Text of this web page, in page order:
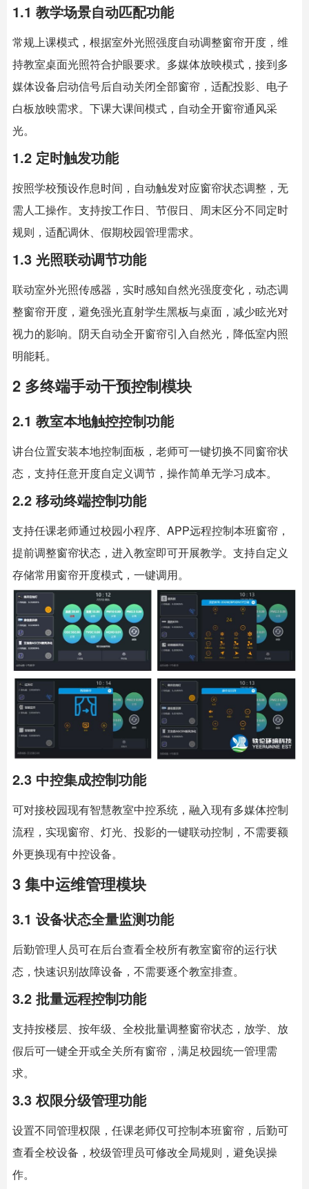
1.1 教学场景自动匹配功能
常规上课模式，根据室外光照强度自动调整窗帘开度，维
持教室桌面光照符合护眼要求。多媒体放映模式，接到多
媒体设备启动信号后自动关闭全部窗帘，适配投影、电子
白板放映需求。下课大课间模式，自动全开窗帘通风采
光。
1.2 定时触发功能
按照学校预设作息时间，自动触发对应窗帘状态调整，无
需人工操作。支持按工作日、节假日、周末区分不同定时
规则，适配调休、假期校园管理需求。
1.3 光照联动调节功能
联动室外光照传感器，实时感知自然光强度变化，动态调
整窗帘开度，避免强光直射学生黑板与桌面，减少眩光对
视力的影响。阴天自动全开窗帘引入自然光，降低室内照
明能耗。
2 多终端手动干预控制模块
2.1 教室本地触控控制功能
讲台位置安装本地控制面板，老师可一键切换不同窗帘状
态，支持任意开度自定义调节，操作简单无学习成本。
2.2 移动终端控制功能
支持任课老师通过校园小程序、APP远程控制本班窗帘，
提前调整窗帘状态，进入教室即可开展教学。支持自定义
存储常用窗帘开度模式，一键调用。
2.3 中控集成控制功能
可对接校园现有智慧教室中控系统，融入现有多媒体控制
流程，实现窗帘、灯光、投影的一键联动控制，不需要额
外更换现有中控设备。
3 集中运维管理模块
3.1 设备状态全量监测功能
后勤管理人员可在后台查看全校所有教室窗帘的运行状
态，快速识别故障设备，不需要逐个教室排查。
3.2 批量远程控制功能
支持按楼层、按年级、全校批量调整窗帘状态，放学、放
假后可一键全开或全关所有窗帘，满足校园统一管理需
求。
3.3 权限分级管理功能
设置不同管理权限，任课老师仅可控制本班窗帘，后勤可
查看全校设备，校级管理员可修改全局规则，避免误操
作。